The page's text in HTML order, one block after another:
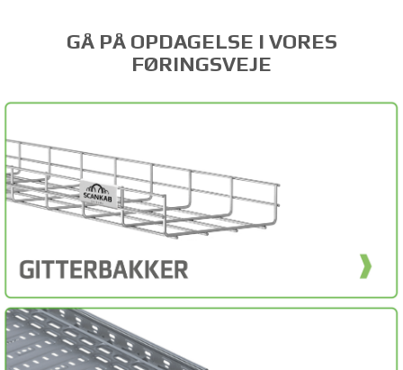
GÅ PÅ OPDAGELSE I VORES
FØRINGSVEJE